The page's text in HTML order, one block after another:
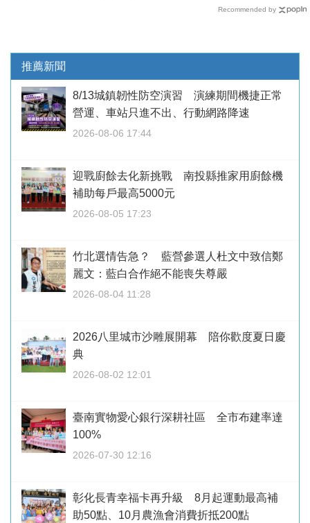
Recommended by
推薦新聞
8/13城鎮韌性防空演習 演練期間機捷正常
營運、車站只進不出、行動網路降速
2026-08-06 17:44
迎戰廚餘去化新挑戰 南投縣推家用廚餘機
補助每戶最高5000元
2026-08-05 17:23
竹北選情告急？ 藍營參選人杜文中致信鄭
麗文：藍白合作絕不能喪失尊嚴
2026-08-04 11:28
2026八里城市沙雕展開幕 陪你歡度夏日慶
典
2026-08-02 12:01
臺南實物愛心銀行深耕社區 全市布建率達
100%
2026-07-30 12:16
彰化長青幸福卡再升級 8月起運動最高補
助50點、10月農漁會消費折抵200點